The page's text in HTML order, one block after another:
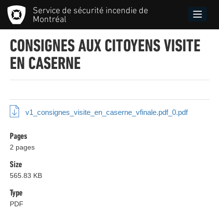
Skip
to
main
Service de sécurité incendie de
Montréal
Toggle
CONSIGNES AUX CITOYENS VISITE
EN CASERNE
v1_consignes_visite_en_caserne_vfinale.pdf_0.pdf
Pages
2 pages
Size
565.83 KB
Type
PDF